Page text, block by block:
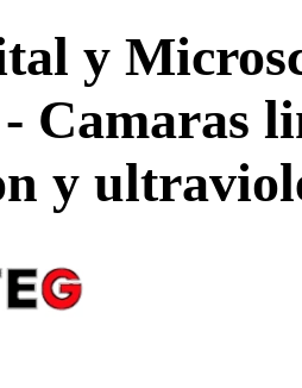
y
Camaras
y